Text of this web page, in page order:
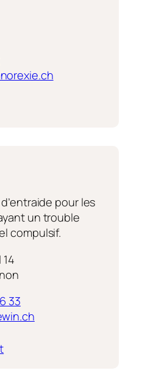
pour les
un trouble
compulsif.
33
: